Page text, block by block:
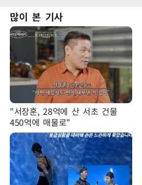
많이 본 기사
"서장훈, 28억에 산 서초 건물
450억에 매물로"